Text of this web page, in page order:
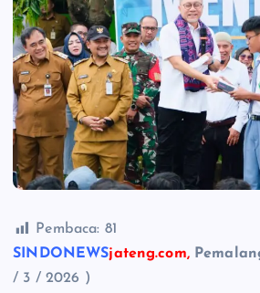
Pembaca: 81
SINDONEWSjateng.com,
/ 3 / 2026 )